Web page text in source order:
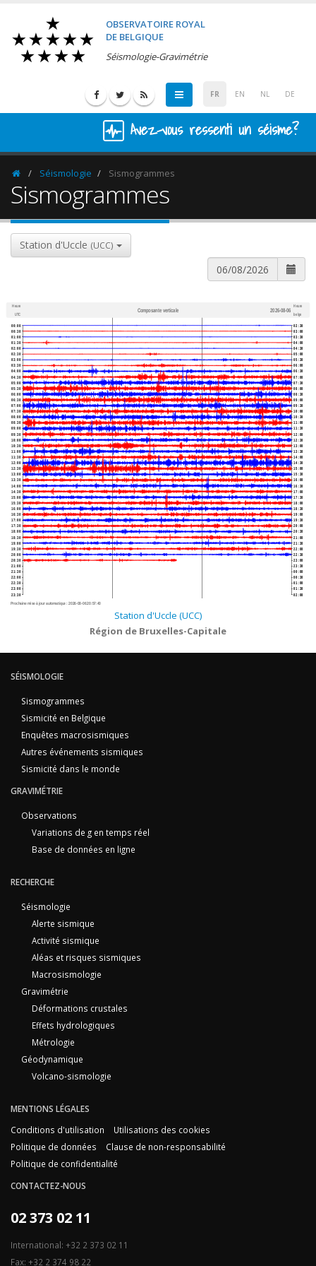
OBSERVATOIRE ROYAL
DE BELGIQUE
Séismologie-Gravimétrie
FR EN NL DE
Avez-vous ressenti un séisme?
HomepageSéismologie Sismogrammes
Sismogrammes
Station d'Uccle (UCC)
Heure
UTC
Composante verticale 2026-08-06
Heure
belge
00:00
00:30
01:00
01:30
02:00
02:30
03:00
03:30
04:00
04:30
05:00
05:30
06:00
06:30
07:00
07:30
08:00
08:30
09:00
09:30
10:00
10:30
11:00
11:30
12:00
12:30
13:00
13:30
14:00
14:30
15:00
15:30
16:00
16:30
17:00
17:30
18:00
18:30
19:00
19:30
20:00
20:30
21:00
21:30
22:00
22:30
23:00
23:30
02:30
03:00
03:30
04:00
04:30
05:00
05:30
06:00
06:30
07:00
07:30
08:00
08:30
09:00
09:30
10:00
10:30
11:00
11:30
12:00
12:30
13:00
13:30
14:00
14:30
15:00
15:30
16:00
16:30
17:00
17:30
18:00
18:30
19:00
19:30
20:00
20:30
21:00
21:30
22:00
22:30
23:00
23:30
00:00
00:30
01:00
01:30
02:00
Prochaine mise à jour automatique :2026-08-06 20:57:40
Station d'Uccle (UCC)
Région de Bruxelles-Capitale
SÉISMOLOGIE
Sismogrammes
Sismicité en Belgique
Enquêtes macrosismiques
Autres événements sismiques
Sismicité dans le monde
GRAVIMÉTRIE
Observations
Variations de g en temps réel
Base de données en ligne
RECHERCHE
Séismologie
Alerte sismique
Activité sismique
Aléas et risques sismiques
Macrosismologie
Gravimétrie
Déformations crustales
Effets hydrologiques
Métrologie
Géodynamique
Volcano-sismologie
MENTIONS LÉGALES
Conditions d'utilisation
Utilisations des cookies
Politique de données
Clause de non-responsabilité
Politique de confidentialité
CONTACTEZ-NOUS
02 373 02 11
International: +32 2 373 02 11
Fax: +32 2 374 98 22